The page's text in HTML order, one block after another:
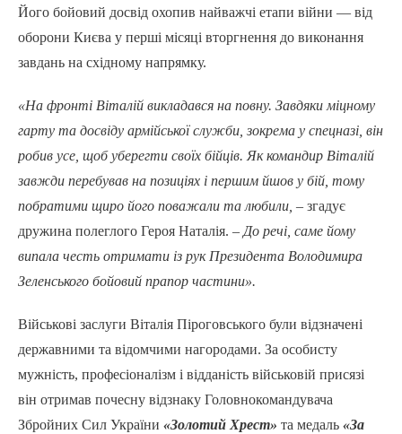
Його бойовий досвід охопив найважчі етапи війни — від
оборони Києва у перші місяці вторгнення до виконання
завдань на східному напрямку.
«На фронті Віталій викладався на повну. Завдяки міцному
гарту та досвіду армійської служби, зокрема у спецназі, він
робив усе, щоб уберегти своїх бійців. Як командир Віталій
завжди перебував на позиціях і першим йшов у бій, тому
побратими щиро його поважали та любили, – згадує
дружина полеглого Героя Наталія. –До речі, саме йому
випала честь отримати із рук Президента Володимира
Зеленського бойовий прапор частини».
Військові заслуги Віталія Піроговського були відзначені
державними та відомчими нагородами. За особисту
мужність, професіоналізм і відданість військовій присязі
він отримав почесну відзнаку Головнокомандувача
Збройних Сил України «Золотий Хрест» та медаль «За